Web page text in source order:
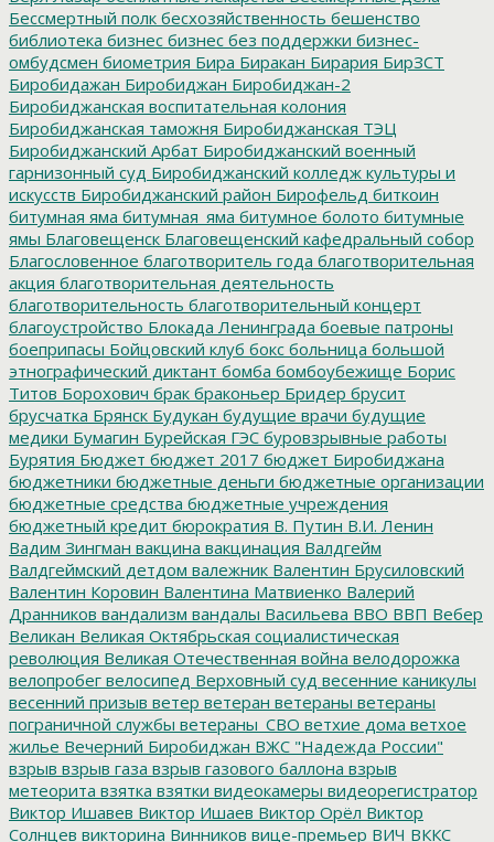
Бессмертный полк бесхозяйственность бешенство
библиотека бизнес бизнес без поддержки бизнес-
омбудсмен биометрия Бира Биракан Бирария БирЗСТ
Биробидажан Биробиджан Биробиджан-2
Биробиджанская воспитательная колония
Биробиджанская таможня Биробиджанская ТЭЦ
Биробиджанский Арбат Биробиджанский военный
гарнизонный суд Биробиджанский колледж культуры и
искусств Биробиджанский район Бирофельд биткоин
битумная яма битумная_яма битумное болото битумные
ямы Благовещенск Благовещенский кафедральный собор
Благословенное благотворитель года благотворительная
акция благотворительная деятельность
благотворительность благотворительный концерт
благоустройство Блокада Ленинграда боевые патроны
боеприпасы Бойцовский клуб бокс больница большой
этнографический диктант бомба бомбоубежище Борис
Титов Борохович брак браконьер Бридер брусит
брусчатка Брянск Будукан будущие врачи будущие
медики Бумагин Бурейская ГЭС буровзрывные работы
Бурятия Бюджет бюджет 2017 бюджет Биробиджана
бюджетники бюджетные деньги бюджетные организации
бюджетные средства бюджетные учреждения
бюджетный кредит бюрократия В. Путин В.И. Ленин
Вадим Зингман вакцина вакцинация Валдгейм
Валдгеймский детдом валежник Валентин Брусиловский
Валентин Коровин Валентина Матвиенко Валерий
Дранников вандализм вандалы Васильева ВВО ВВП Вебер
Великан Великая Октябрьская социалистическая
революция Великая Отечественная война велодорожка
велопробег велосипед Верховный суд весенние каникулы
весенний призыв ветер ветеран ветераны ветераны
пограничной службы ветераны_СВО ветхие дома ветхое
жилье Вечерний Биробиджан ВЖС "Надежда России"
взрыв взрыв газа взрыв газового баллона взрыв
метеорита взятка взятки видеокамеры видеорегистратор
Виктор Ишавев Виктор Ишаев Виктор Орёл Виктор
Солнцев викторина Винников вице-премьер ВИЧ ВККС